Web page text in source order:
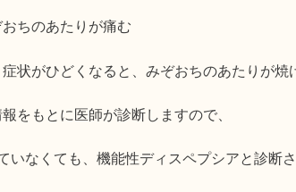
おちのあたりが痛む
症状がひどくなると、みぞおちのあたりが焼
をもとに医師が診断しますので、
いなくても、機能性ディスペプシアと診断